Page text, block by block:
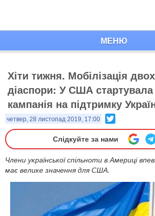
МЕНЮ
Хіти тижня. Мобілізація
діаспори: У США
кампанія на підтримку
четвер, 28 листопад 2019, 17:00
Слідкуйте за нами
Члени української спільноти в Америці
має велике значення для США.